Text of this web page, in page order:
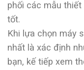
phối các mẫu
tốt.
Khi lựa chọn máy
nhất là xác định
bạn, kế tiếp xem